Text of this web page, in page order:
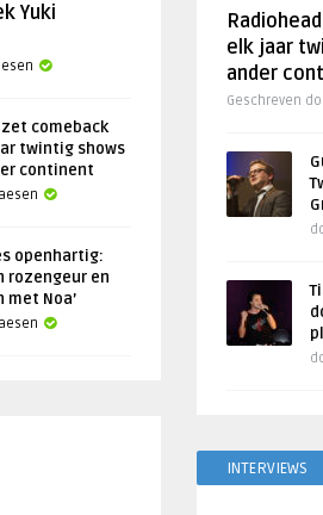
Yuki
comeback
twintig shows
continent
openhartig:
rozengeur en
met Noa’
elk jaar
ander
Geschreven
INTERVIEWS